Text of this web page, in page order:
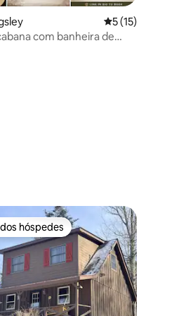
de 5, 57 avaliações
5 de uma
5 (15)
com banheira de
preferidos dos hóspedes
hóspedes